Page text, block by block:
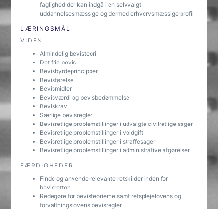
faglighed der kan indgå i en selvvalgt
uddannelsesmæssige og dermed erhvervsmæssige profil
LÆRINGSMÅL
VIDEN
Almindelig bevisteori
Det frie bevis
Bevisbyrdeprincipper
Bevisførelse
Bevismidler
Bevisværdi og bevisbedømmelse
Beviskrav
Særlige bevisregler
Bevisretlige problemstillinger i udvalgte civilretlige sager
Bevisretlige problemstillinger i voldgift
Bevisretlige problemstillinger i straffesager
Bevisretlige problemstillinger i administrative afgørelser
FÆRDIGHEDER
Finde og anvende relevante retskilder inden for
bevisretten
Redegøre for bevisteorierne samt retsplejelovens og
forvaltningslovens bevisregler